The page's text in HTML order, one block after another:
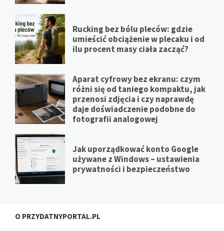
Rucking bez bólu pleców: gdzie
umieścić obciążenie w plecaku i od
ilu procent masy ciała zacząć?
Aparat cyfrowy bez ekranu: czym
różni się od taniego kompaktu, jak
przenosi zdjęcia i czy naprawdę
daje doświadczenie podobne do
fotografii analogowej
Jak uporządkować konto Google
używane z Windows – ustawienia
prywatności i bezpieczeństwo
O PRZYDATNYPORTAL.PL